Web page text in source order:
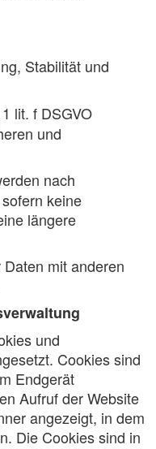
Stabilität und
lit. f DSGVO
und
nach
keine
längere
mit anderen
und
Cookies sind
Endgerät
Aufruf der Website
angezeigt, in dem
Die Cookies sind in